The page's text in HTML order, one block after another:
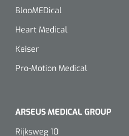
BlooMEDical
Heart Medical
Keiser
Pro-Motion Medical
ARSEUS MEDICAL GROUP
Rijksweg 10